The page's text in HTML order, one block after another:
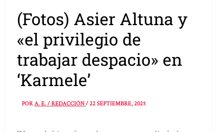
(Fotos) Asier Altuna y
«el privilegio de
trabajar despacio» en
‘Karmele’
PORA. E. / REDACCIÓN/22 SEPTIEMBRE, 2025